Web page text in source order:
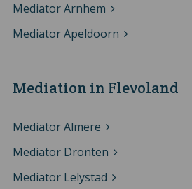
Mediation in Flevoland
Mediator Almere
Mediator Dronten
Mediator Lelystad
Mediator Arnhem
Mediator Apeldoorn